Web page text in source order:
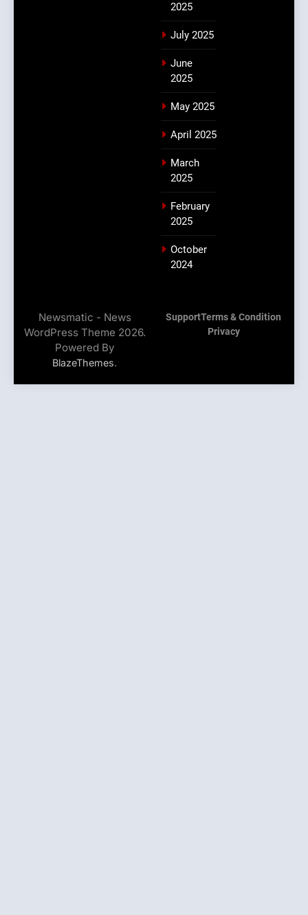
2025
July 2025
June
2025
May 2025
April 2025
March
2025
February
2025
October
2024
Newsmatic - News
WordPress Theme 2026.
Powered By
BlazeThemes.
SupportTerms & Condition
Privacy